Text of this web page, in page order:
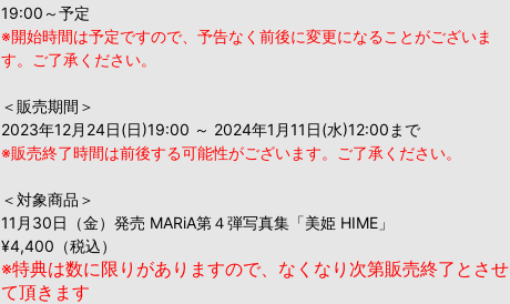
19:00～予定
※開始時間は予定ですので、予告なく前後に変更になることがございま
す。ご了承ください。
＜販売期間＞
2023年12月24日(日)19:00 ～ 2024年1月11日(水)12:00まで
※販売終了時間は前後する可能性がございます。ご了承ください。
＜対象商品＞
11月30日（金）発売 MARiA第４弾写真集「美姫 HIME」
¥4,400（税込）
※特典は数に限りがありますので、なくなり次第販売終了とさせ
て頂きます